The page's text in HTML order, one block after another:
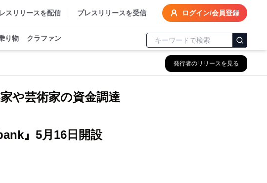
スリリースを配信 プレスリリースを受信 ログイン/会員登録
り物 クラファン
発行者のリリースを見る
や芸術家の資金調達